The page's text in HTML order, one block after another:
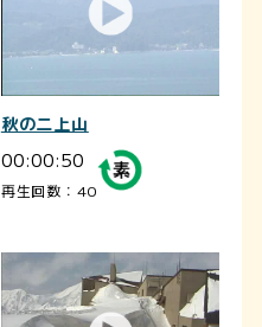
秋の二上山
00:00:50
再生回数：40